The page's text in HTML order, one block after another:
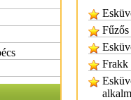
Frakk